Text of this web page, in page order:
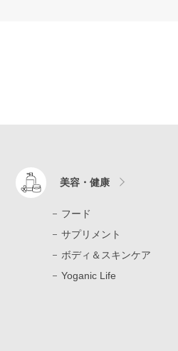
美容・健康
フード
サプリメント
ボディ＆スキンケア
Yoganic Life